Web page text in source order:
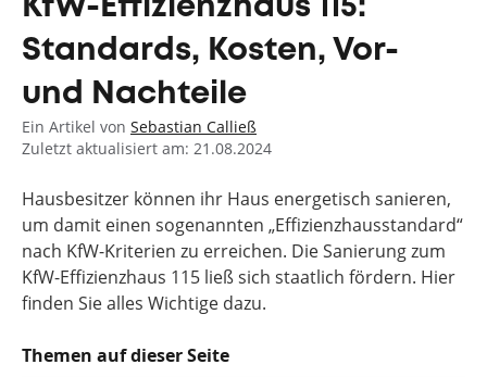
KfW-Effizienzhaus 115:
Standards, Kosten, Vor-
und Nachteile
Ein Artikel von Sebastian Calließ
Zuletzt aktualisiert am: 21.08.2024
Hausbesitzer können ihr Haus energetisch sanieren,
um damit einen sogenannten „Effizienzhausstandard“
nach KfW-Kriterien zu erreichen. Die Sanierung zum
KfW-Effizienzhaus 115 ließ sich staatlich fördern. Hier
finden Sie alles Wichtige dazu.
Themen auf dieser Seite